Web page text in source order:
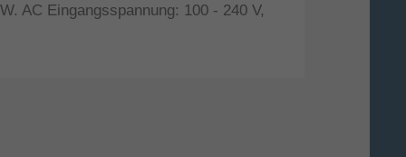
AC Eingangsspannung: 100 - 240 V,